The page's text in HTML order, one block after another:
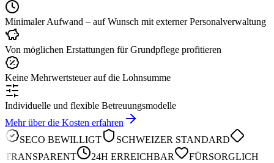
Minimaler Aufwand – auf Wunsch mit externer Personalverwaltung
Von möglichen Erstattungen für Grundpflege profitieren
Keine Mehrwertsteuer auf die Lohnsumme
Individuelle und flexible Betreuungsmodelle
Mehr über die Kosten erfahren
SECO BEWILLIGT
SCHWEIZER STANDARD
TRANSPARENT
24H ERREICHBAR
FÜRSORGLICH